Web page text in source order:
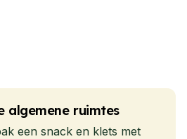
algemene ruimtes
een snack en klets met